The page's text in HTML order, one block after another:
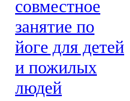
совместное
занятие по
йоге для детей
и пожилых
людей